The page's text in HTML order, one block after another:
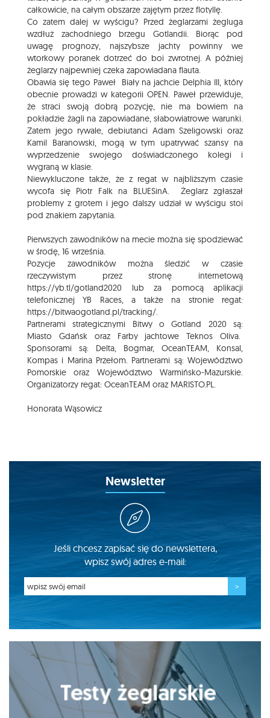
całkowicie, na całym obszarze zajętym przez flotyllę.
Co zatem dalej w wyścigu? Przed żeglarzami żegluga
wzdłuż zachodniego brzegu Gotlandii. Biorąc pod
uwagę prognozy, najszybsze jachty powinny we
wtorkowy poranek dotrzeć do boi zwrotnej. A później
żeglarzy najpewniej czeka zapowiadana flauta.
Obawia się tego Paweł Biały na jachcie Delphia III, który
obecnie prowadzi w kategorii OPEN. Paweł przewiduje,
że straci swoją dobrą pozycję, nie ma bowiem na
pokładzie żagli na zapowiadane, słabowiatrowe warunki.
Zatem jego rywale, debiutanci Adam Szeligowski oraz
Kamil Baranowski, mogą w tym upatrywać szansy na
wyprzedzenie swojego doświadczonego kolegi i
wygraną w klasie.
Niewykluczone także, że z regat w najbliższym czasie
wycofa się Piotr Falk na BLUESinA. Żeglarz zgłaszał
problemy z grotem i jego dalszy udział w wyścigu stoi
pod znakiem zapytania.
Pierwszych zawodników na mecie można się spodziewać
w środę, 16 września.
Pozycje zawodników można śledzić w czasie
rzeczywistym przez stronę internetową
https://yb.tl/gotland2020 lub za pomocą aplikacji
telefonicznej YB Races, a także na stronie regat:
https://bitwaogotland.pl/tracking/.
Partnerami strategicznymi Bitwy o Gotland 2020 są:
Miasto Gdańsk oraz Farby jachtowe Teknos Oliva.
Sponsorami są: Delta, Bogmar, OceanTEAM, Konsal,
Kompas i Marina Przełom. Partnerami są: Województwo
Pomorskie oraz Województwo Warmińsko-Mazurskie.
Organizatorzy regat: OceanTEAM oraz MARISTO.PL.
Honorata Wąsowicz
Newsletter
Jeśli chcesz zapisać się do newslettera,
wpisz swój adres e-mail: